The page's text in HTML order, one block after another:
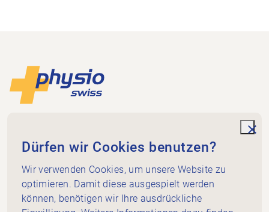
Footer
Dammweg 3
3013 Bern
+41 58 255 36 00
info@physioswiss.ch
Social Media
Dürfen wir Cookies benutzen?
Wir verwenden Cookies, um unsere Website zu
optimieren. Damit diese ausgespielt werden
können, benötigen wir Ihre ausdrückliche